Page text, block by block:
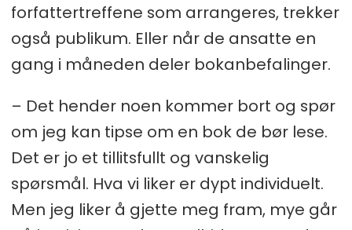
forfattertreffene som arrangeres, trekker
også publikum. Eller når de ansatte en
gang i måneden deler bokanbefalinger.
– Det hender noen kommer bort og spør
om jeg kan tipse om en bok de bør lese.
Det er jo et tillitsfullt og vanskelig
spørsmål. Hva vi liker er dypt individuelt.
Men jeg liker å gjette meg fram, mye går